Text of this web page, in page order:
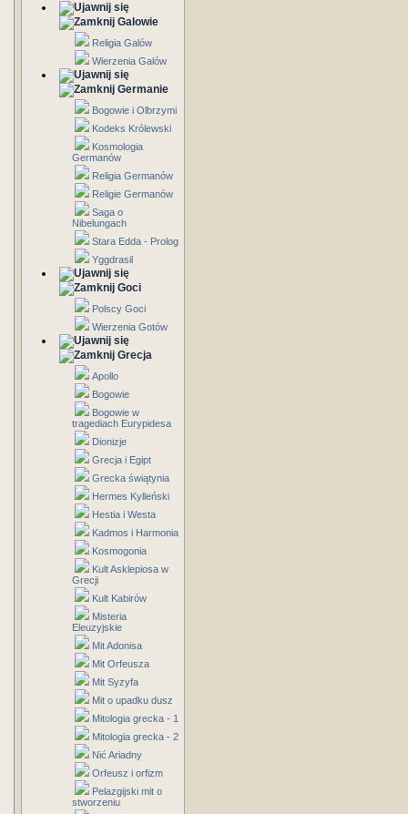
Galowie
Religia Galów
Wierzenia Galów
Germanie
Bogowie i Olbrzymi
Kodeks Królewski
Kosmologia
Germanów
Religia Germanów
Religie Germanów
Saga o
Nibelungach
Stara Edda - Prolog
Yggdrasil
Goci
Polscy Goci
Wierzenia Gotów
Grecja
Apollo
Bogowie
Bogowie w
tragediach Eurypidesa
Dionizje
Grecja i Egipt
Grecka świątynia
Hermes Kylleński
Hestia i Westa
Kadmos i Harmonia
Kosmogonia
Kult Asklepiosa w
Grecji
Kult Kabirów
Misteria
Eleuzyjskie
Mit Adonisa
Mit Orfeusza
Mit Syzyfa
Mit o upadku dusz
Mitologia grecka - 1
Mitologia grecka - 2
Nić Ariadny
Orfeusz i orfizm
Pelazgijski mit o
stworzeniu